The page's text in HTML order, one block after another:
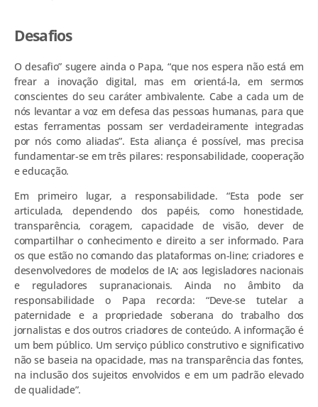
Desafios
O desafio” sugere ainda o Papa, “que nos espera não está em
frear a inovação digital, mas em orientá-la, em sermos
conscientes do seu caráter ambivalente. Cabe a cada um de
nós levantar a voz em defesa das pessoas humanas, para que
estas ferramentas possam ser verdadeiramente integradas
por nós como aliadas”. Esta aliança é possível, mas precisa
fundamentar-se em três pilares: responsabilidade, cooperação
e educação.
Em primeiro lugar, a responsabilidade. “Esta pode ser
articulada, dependendo dos papéis, como honestidade,
transparência, coragem, capacidade de visão, dever de
compartilhar o conhecimento e direito a ser informado. Para
os que estão no comando das plataformas on-line; criadores e
desenvolvedores de modelos de IA; aos legisladores nacionais
e reguladores supranacionais. Ainda no âmbito da
responsabilidade o Papa recorda: “Deve-se tutelar a
paternidade e a propriedade soberana do trabalho dos
jornalistas e dos outros criadores de conteúdo. A informação é
um bem público. Um serviço público construtivo e significativo
não se baseia na opacidade, mas na transparência das fontes,
na inclusão dos sujeitos envolvidos e em um padrão elevado
de qualidade”.